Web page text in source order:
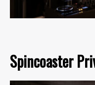
Spincoaster